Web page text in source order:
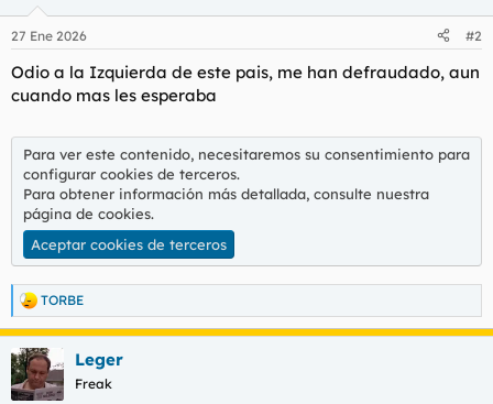
e
:
27 Ene 2026 #2
Odio a la Izquierda de este pais, me han defraudado, aun
cuando mas les esperaba
Para ver este contenido, necesitaremos su consentimiento para
configurar cookies de terceros.
Para obtener información más detallada, consulte nuestra
página de cookies.
Aceptar cookies de terceros
R
e
a
c
c
i
TORBE
Leger
Freak